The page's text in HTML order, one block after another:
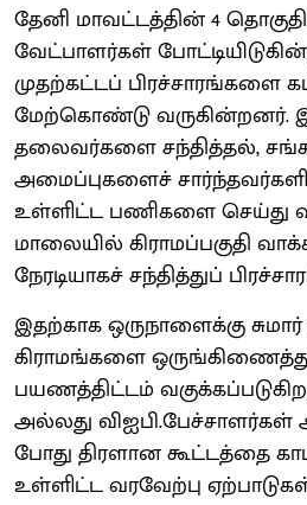
தேனி மாவட்டத்தின் 4
வேட்பாளர்கள்
முதற்கட்டப் பிரச்சாரங்களை
மேற்கொண்டு வருகின்றனர்.
தலைவர்களை சந்தித்தல்,
அமைப்புகளைச்
உள்ளிட்ட பணிகளை செய்து
மாலையில் கிராமப்பகுதி
நேரடியாகச் சந்தித்துப்
இதற்காக ஒருநாளைக்கு
கிராமங்களை ஒருங்கிணைத்து
பயணத்திட்டம்
அல்லது விஐபி.பேச்சாளர்கள்
போது திரளான கூட்டத்தை
உள்ளிட்ட வரவேற்பு